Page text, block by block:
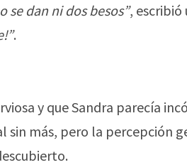
se dan ni dos besos”, escribió
.
y que Sandra parecía
más, pero la percepción